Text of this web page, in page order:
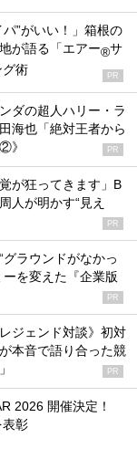
パ”がいい！」箱根の
が語る「エアー®サ
グ術 PR
ダの超人ハリー・ラ
海也「絶対王者から
》
PR
が狂ってきます」B
人が明かす“見え
PR
グラウンドがなかっ
を変えた『企業版
PR
ジェンド対談》初対
本音で語り合った競
PR
2026 開催決定！
表彰